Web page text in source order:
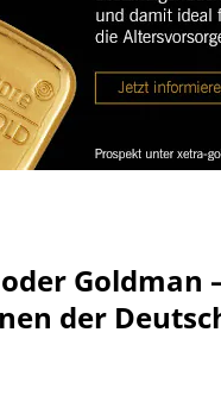
Goldman
der